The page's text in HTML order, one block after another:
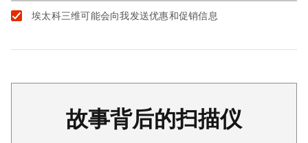
埃太科三维可能会向我发送优惠和促销信息
故事背后的扫描仪